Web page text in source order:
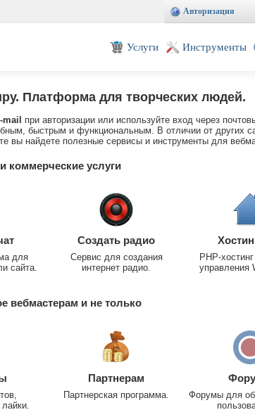
Авторизация
Услуги Инструменты
Платформа для творческих людей.
mail
при авторизации или используйте вход через
быстрым и функциональным. В отличии от других
найдете полезные сервисы и инструменты для
коммерческие услуги
для
сайта.
Создать радио
Сервис для создания
интернет радио.
PHP-
управления
вебмастерам и не только
Партнерам
Партнерская программа.
Форумы для